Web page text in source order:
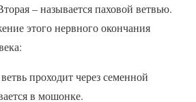
– называется паховой ветвью.
этого нервного окончания
проходит через семенной
в мошонке.